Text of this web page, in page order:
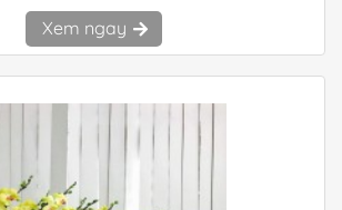
Xem ngay